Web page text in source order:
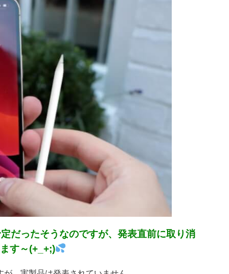
だったそうなのですが、発表直前に取り消
す～(+_+;)